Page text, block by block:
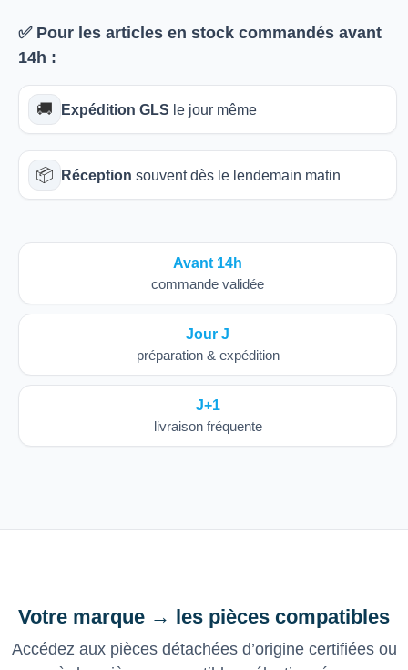
✅ Pour les articles en stock commandés avant
14h :
🚚 Expédition GLS le jour même
📦 Réception souvent dès le lendemain matin
Avant 14h
commande validée
Jour J
préparation & expédition
J+1
livraison fréquente
Votre marque → les pièces compatibles
Accédez aux pièces détachées d’origine certifiées ou